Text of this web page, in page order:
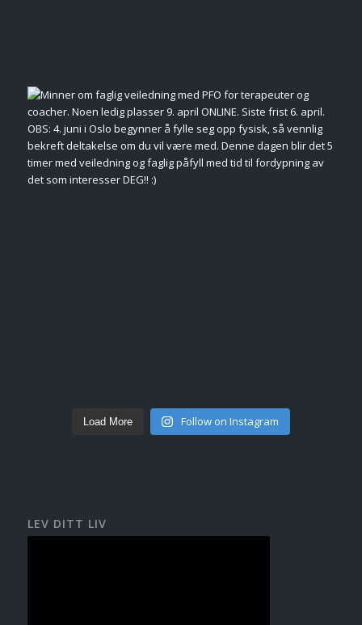
Load More Follow on Instagram
LEV DITT LIV